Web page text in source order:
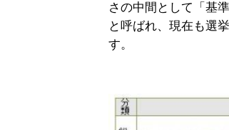
さの中間として「基
と呼ばれ、現在も選
す。